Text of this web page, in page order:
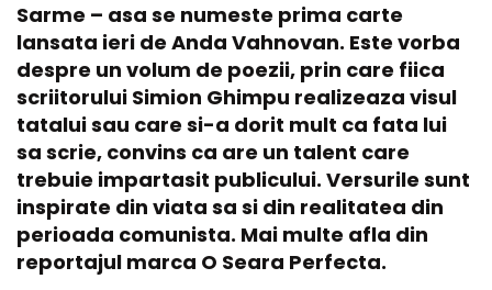
Sarme – asa se numeste prima carte
lansata ieri de Anda Vahnovan. Este vorba
despre un volum de poezii, prin care fiica
scriitorului Simion Ghimpu realizeaza visul
tatalui sau care si-a dorit mult ca fata lui
sa scrie, convins ca are un talent care
trebuie impartasit publicului. Versurile sunt
inspirate din viata sa si din realitatea din
perioada comunista. Mai multe afla din
reportajul marca O Seara Perfecta.